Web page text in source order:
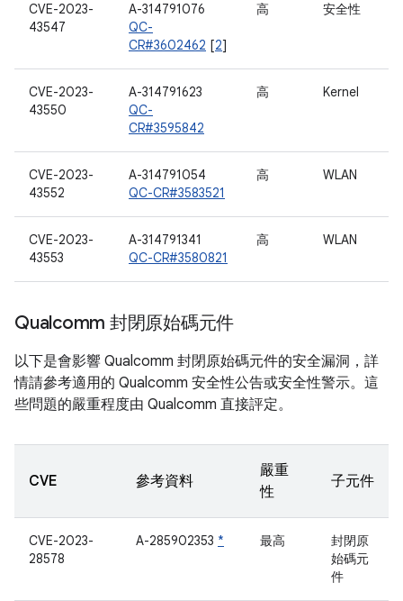
CVE-2023-
43547
A-314791076
QC-
CR#3602462 [2]
高 安全性
CVE-2023-
43550
A-314791623
QC-
CR#3595842
高 Kernel
CVE-2023-
43552
A-314791054
QC-CR#3583521
高 WLAN
CVE-2023-
43553
A-314791341
QC-CR#3580821
高 WLAN
Qualcomm 封閉原始碼元件
以下是會影響 Qualcomm 封閉原始碼元件的安全漏洞，詳
情請參考適用的 Qualcomm 安全性公告或安全性警示。這
些問題的嚴重程度由 Qualcomm 直接評定。
CVE 參考資料
嚴重
性
子元件
CVE-2023-
28578
A-285902353 * 最高
封閉原
始碼元
件